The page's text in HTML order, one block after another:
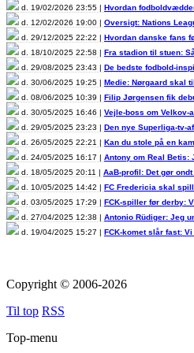
d. 19/02/2026 23:55 | Hvordan
d. 12/02/2026 19:00 | Oversigt: Nations
d. 29/12/2025 22:22 | Hvordan danske fans
d. 18/10/2025 22:58 | Fra stadion til stuen:
d. 29/08/2025 23:43 | De bedste fodbold-
d. 30/06/2025 19:25 | Medie: Nørgaard skal
d. 08/06/2025 10:39 | Filip Jørgensen fik
d. 30/05/2025 16:46 | Vejle-boss om Velkov-
d. 29/05/2025 23:23 | Den nye Superliga-tv-
d. 26/05/2025 22:21 | Kan du stole på en
d. 24/05/2025 16:17 | Antony om Real Betis:
d. 18/05/2025 20:11 | AaB-profil: Det gør
d. 10/05/2025 14:42 | FC Fredericia skal
d. 03/05/2025 17:29 | FCK-spiller før derby:
d. 27/04/2025 12:38 | Antonio Rüdiger: Jeg
d. 19/04/2025 15:27 | FCK-komet slår fast:
Copyright © 2006-2026
Til top RSS
Top-menu